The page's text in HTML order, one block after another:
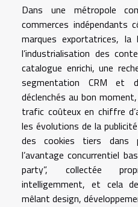
Dans une métropole
commerces
marques exportatrices,
l’industrialisation des
catalogue enrichi, une
segmentation CRM et
déclenchés au bon
trafic coûteux en chiffre
les évolutions de la
des cookies tiers dans
l’avantage concurrentiel
party”, collectée
intelligemment, et cela
mêlant design,